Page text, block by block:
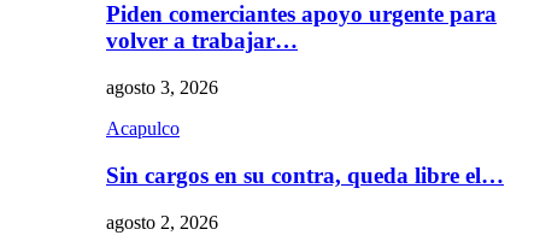
Piden comerciantes apoyo urgente para
volver a trabajar…
agosto 3, 2026
Acapulco
Sin cargos en su contra, queda libre el…
agosto 2, 2026